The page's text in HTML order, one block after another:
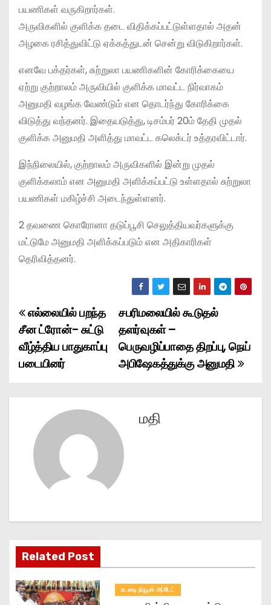
பயணிகள் வருகிறார்கள்.
அருவிகளில் குளிக்க தடை விதிக்கப்பட்டுள்ளதால் அதன்
அழகை ரசித்துவிட்டு ஏக்கத்துடன் சென்று விடுகிறார்கள்.
எனவே பக்தர்கள், சுற்றுலா பயணிகளின் கோரிக்கையை
ஏற்று குற்றாலம் அருவியில் குளிக்க மாவட்ட நிர்வாகம்
அனுமதி வழங்க வேண்டும் என தொடர்ந்து கோரிக்கை
விடுத்து வந்தனர். இதையடுத்து, டிசம்பர் 20ம் தேதி முதல்
குளிக்க அனுமதி அளித்து மாவட்ட கலெக்டர் உத்தரவிட்டார்.
இந்நிலையில், குற்றாலம் அருவிகளில் இன்று முதல்
குளிக்கலாம் என அனுமதி அளிக்கப்பட்டு உள்ளதால் சுற்றுலா
பயணிகள் மகிழ்ச்சி அடைந்துள்ளனர்.
2 தவணை கொரோனா தடுப்பூசி செலுத்தியவர்களுக்கு
மட்டுமே அனுமதி அளிக்கப்படும் என அதிகாரிகள்
தெரிவித்தனர்.
P
o
s
t
g
a
t
i
சபரிமலையில் கூடுதல்
தளர்வுகள் –
பெருவழிப்பாதை திறப்பு, நெய்
அபிஷேகத்துக்கு அனுமதி
எல்லையில் பறந்த
சீன ட்ரோன்- சுட்டு
வீழ்த்திய பாதுகாப்பு
படையினர்
மதி
Related Post
உடனடி நியூஸ் அப்டேட்